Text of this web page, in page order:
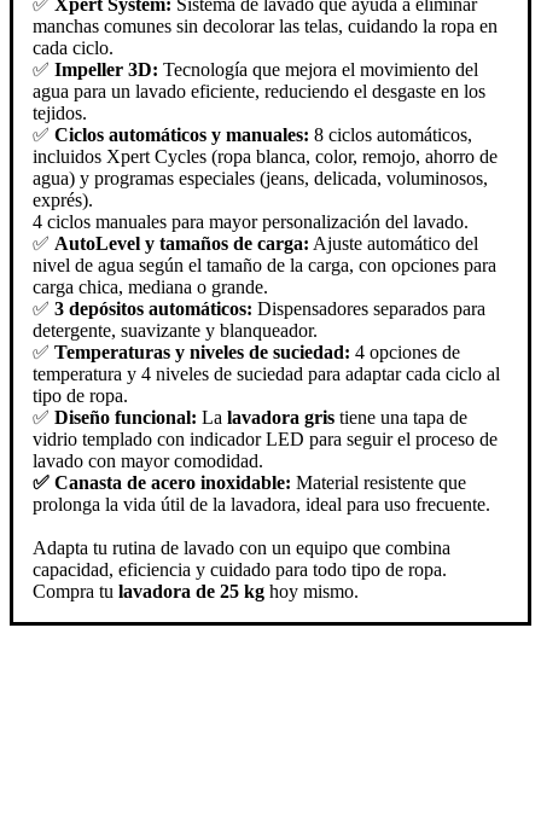
✅ Xpert System: Sistema de lavado que ayuda a eliminar
manchas comunes sin decolorar las telas, cuidando la ropa en
cada ciclo.
✅ Impeller 3D: Tecnología que mejora el movimiento del
agua para un lavado eficiente, reduciendo el desgaste en los
tejidos.
✅ Ciclos automáticos y manuales: 8 ciclos automáticos,
incluidos Xpert Cycles (ropa blanca, color, remojo, ahorro de
agua) y programas especiales (jeans, delicada, voluminosos,
exprés).
4 ciclos manuales para mayor personalización del lavado.
✅ AutoLevel y tamaños de carga: Ajuste automático del
nivel de agua según el tamaño de la carga, con opciones para
carga chica, mediana o grande.
✅ 3 depósitos automáticos: Dispensadores separados para
detergente, suavizante y blanqueador.
✅ Temperaturas y niveles de suciedad: 4 opciones de
temperatura y 4 niveles de suciedad para adaptar cada ciclo al
tipo de ropa.
✅ Diseño funcional: La lavadora gris tiene una tapa de
vidrio templado con indicador LED para seguir el proceso de
lavado con mayor comodidad.
✅ Canasta de acero inoxidable: Material resistente que
prolonga la vida útil de la lavadora, ideal para uso frecuente.
Adapta tu rutina de lavado con un equipo que combina
capacidad, eficiencia y cuidado para todo tipo de ropa.
Compra tu lavadora de 25 kg hoy mismo.